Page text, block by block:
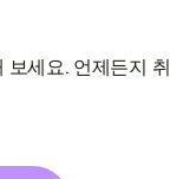
보세요. 언제든지 취